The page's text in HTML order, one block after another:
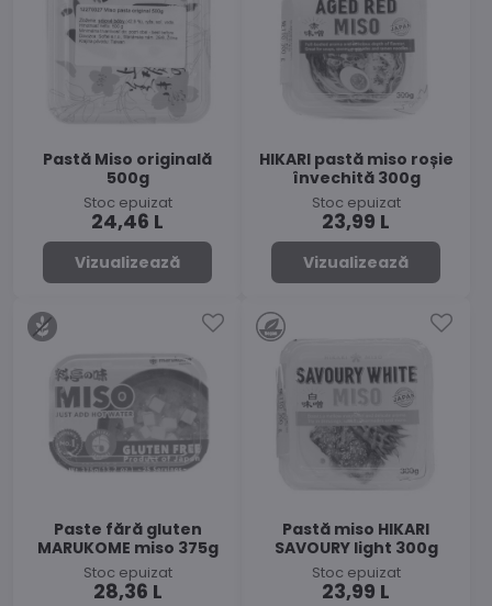
Pastă Miso originală
500g
Stoc epuizat
24,46 L
Vizualizează
HIKARI pastă miso roșie
învechită 300g
Stoc epuizat
23,99 L
Vizualizează
Paste fără gluten
MARUKOME miso 375g
Stoc epuizat
28,36 L
Pastă miso HIKARI
SAVOURY light 300g
Stoc epuizat
23,99 L